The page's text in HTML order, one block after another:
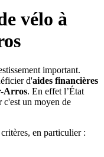
vélo à
important.
d'aides financières
Arros. En effet l’État
c'est un moyen de
en particulier :